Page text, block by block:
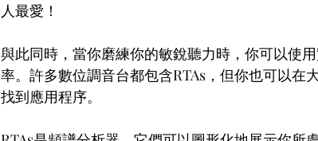
人最愛！
與此同時，當你磨練你的敏銳聽力時，你可以使
率。許多數位調音台都包含RTAs，但你也可以在
找到應用程序。